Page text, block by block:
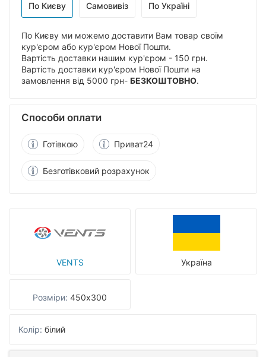
VENTS Україна
Розміри: 450х300
Колір: білий
По Києву Самовивіз По Україні
По Києву ми можемо доставити Вам товар своїм
кур'єром або кур'єром Нової Пошти.
Вартість доставки нашим кур'єром - 150 грн.
Вартість доставки кур'єром Нової Пошти на
замовлення від 5000 грн- БЕЗКОШТОВНО.
Способи оплати
Готівкою Приват24
Безготівковий розрахунок